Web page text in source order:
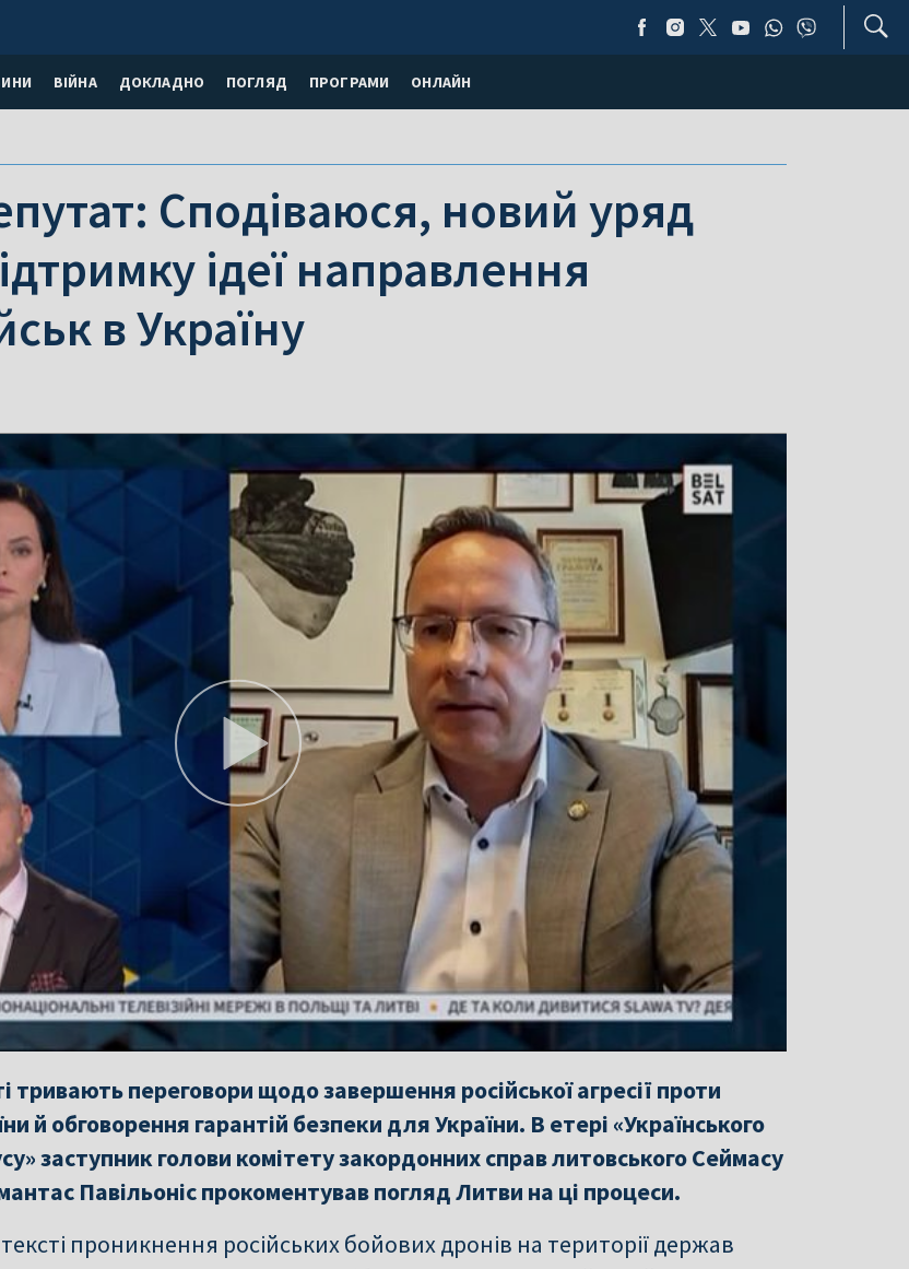
ВІЙНА ДОКЛАДНО ПОГЛЯД ПРОГРАМИ ОНЛАЙН
Сподіваюся, новий уряд
ідеї направлення
в Україну
тривають переговори щодо завершення російської агресії проти
й обговорення гарантій безпеки для України. В етері «Українського
заступник голови комітету закордонних справ литовського Сеймасу
Павільоніс прокоментував погляд Литви на ці процеси.
проникнення російських бойових дронів на території держав